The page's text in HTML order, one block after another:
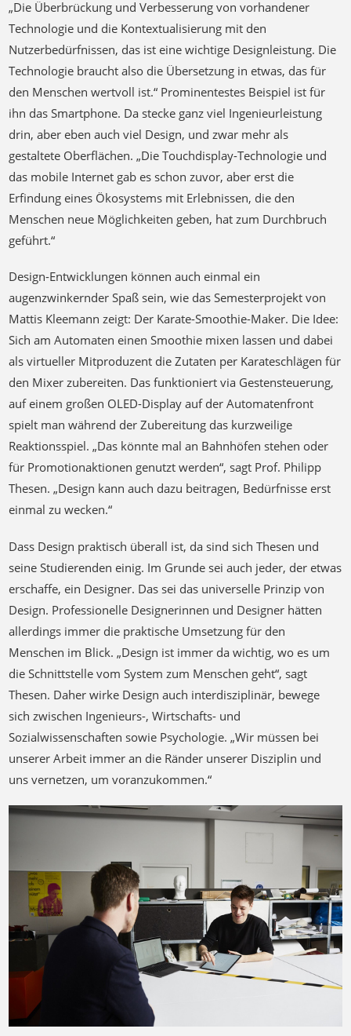
„Die Überbrückung und Verbesserung von vorhandener
Technologie und die Kontextualisierung mit den
Nutzerbedürfnissen, das ist eine wichtige Designleistung. Die
Technologie braucht also die Übersetzung in etwas, das für
den Menschen wertvoll ist.“ Prominentestes Beispiel ist für
ihn das Smartphone. Da stecke ganz viel Ingenieurleistung
drin, aber eben auch viel Design, und zwar mehr als
gestaltete Oberflächen. „Die Touchdisplay-Technologie und
das mobile Internet gab es schon zuvor, aber erst die
Erfindung eines Ökosystems mit Erlebnissen, die den
Menschen neue Möglichkeiten geben, hat zum Durchbruch
geführt.“
Design-Entwicklungen können auch einmal ein
augenzwinkernder Spaß sein, wie das Semesterprojekt von
Mattis Kleemann zeigt: Der Karate-Smoothie-Maker. Die Idee:
Sich am Automaten einen Smoothie mixen lassen und dabei
als virtueller Mitproduzent die Zutaten per Karateschlägen für
den Mixer zubereiten. Das funktioniert via Gestensteuerung,
auf einem großen OLED-Display auf der Automatenfront
spielt man während der Zubereitung das kurzweilige
Reaktionsspiel. „Das könnte mal an Bahnhöfen stehen oder
für Promotionaktionen genutzt werden“, sagt Prof. Philipp
Thesen. „Design kann auch dazu beitragen, Bedürfnisse erst
einmal zu wecken.“
Dass Design praktisch überall ist, da sind sich Thesen und
seine Studierenden einig. Im Grunde sei auch jeder, der etwas
erschaffe, ein Designer. Das sei das universelle Prinzip von
Design. Professionelle Designerinnen und Designer hätten
allerdings immer die praktische Umsetzung für den
Menschen im Blick. „Design ist immer da wichtig, wo es um
die Schnittstelle vom System zum Menschen geht“, sagt
Thesen. Daher wirke Design auch interdisziplinär, bewege
sich zwischen Ingenieurs-, Wirtschafts- und
Sozialwissenschaften sowie Psychologie. „Wir müssen bei
unserer Arbeit immer an die Ränder unserer Disziplin und
uns vernetzen, um voranzukommen.“